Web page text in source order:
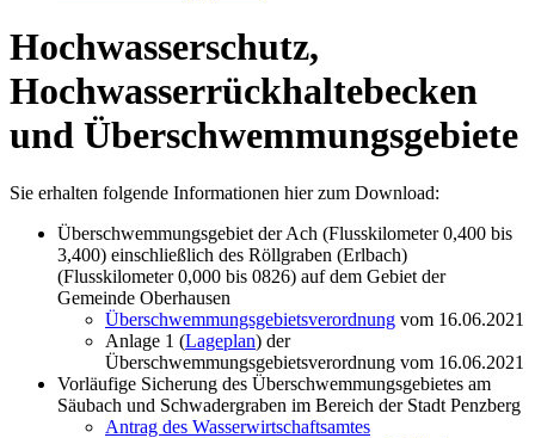
Hochwasserschutz,
Hochwasserrückhaltebecken
und Überschwemmungsgebiete
Sie erhalten folgende Informationen hier zum Download:
Überschwemmungsgebiet der Ach (Flusskilometer 0,400 bis
3,400) einschließlich des Röllgraben (Erlbach)
(Flusskilometer 0,000 bis 0826) auf dem Gebiet der
Gemeinde Oberhausen
Überschwemmungsgebietsverordnung vom 16.06.2021
Anlage 1 (Lageplan) der
Überschwemmungsgebietsverordnung vom 16.06.2021
Vorläufige Sicherung des Überschwemmungsgebietes am
Säubach und Schwadergraben im Bereich der Stadt Penzberg
Antrag des Wasserwirtschaftsamtes